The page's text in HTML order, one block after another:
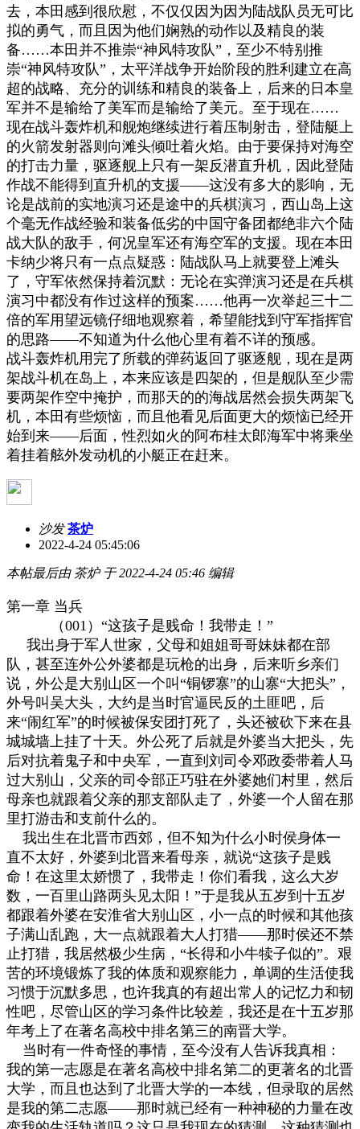
去，本田感到很欣慰，不仅仅因为因为陆战队员无可比
拟的勇气，而且因为他们娴熟的动作以及精良的装
备……本田并不推崇“神风特攻队” ，至少不特别推
崇“神风特攻队” ，太平洋战争开始阶段的胜利建立在高
超的战略、充分的训练和精良的装备上，后来的日本皇
军并不是输给了美军而是输给了美元。至于现在……
现在战斗轰炸机和舰炮继续进行着压制射击，登陆艇上
的火箭发射器则向滩头倾吐着火焰。由于要保持对海空
的打击力量，驱逐舰上只有一架反潜直升机，因此登陆
作战不能得到直升机的支援——这没有多大的影响，无
论是战前的实地演习还是途中的兵棋演习，西山岛上这
个毫无作战经验和装备低劣的中国守备团都绝非六个陆
战大队的敌手，何况皇军还有海空军的支援。现在本田
卡纳少将只有一点点疑惑：陆战队马上就要登上滩头
了，守军依然保持着沉默：无论在实弹演习还是在兵棋
演习中都没有作过这样的预案……他再一次举起三十二
倍的军用望远镜仔细地观察着，希望能找到守军指挥官
的思路——不知道为什么他心里有着不详的预感。
战斗轰炸机用完了所载的弹药返回了驱逐舰，现在是两
架战斗机在岛上，本来应该是四架的，但是舰队至少需
要两架作空中掩护，而那天的的海战居然会损失两架飞
机，本田有些烦恼，而且他看见后面更大的烦恼已经开
始到来——后面，性烈如火的阿布桂太郎海军中将乘坐
着挂着舷外发动机的小艇正在赶来。
沙发 茶炉
2022-4-24 05:45:06
本帖最后由 茶炉 于 2022-4-24 05:46 编辑
第一章 当兵
（001 ） “这孩子是贱命！我带走！ ”
我出身于军人世家，父母和姐姐哥哥妹妹都在部
队，甚至连外公外婆都是玩枪的出身，后来听乡亲们
说，外公是大别山区一个叫 “铜锣寨”的山寨“大把头” ，
外号叫吴大头，大约是当时官逼民反的土匪吧，后
来“闹红军”的时候被保安团打死了，头还被砍下来在县
城城墙上挂了十天。外公死了后就是外婆当大把头，先
后对抗着鬼子和中央军，一直到刘司令邓政委带着人马
过大别山，父亲的司令部正巧驻在外婆她们村里，然后
母亲也就跟着父亲的那支部队走了，外婆一个人留在那
里打游击和支前什么的。
我出生在北晋市西郊，但不知为什么小时侯身体一
直不太好，外婆到北晋来看母亲，就说“这孩子是贱
命！在这里太娇惯了，我带走！你们看我，这么大岁
数，一百里山路两头见太阳！ ”于是我从五岁到十五岁
都跟着外婆在安淮省大别山区，小一点的时候和其他孩
子满山乱跑，大一点就跟着大人打猎——那时侯还不禁
止打猎，我居然极少生病， “长得和小牛犊子似的”。艰
苦的环境锻炼了我的体质和观察能力，单调的生活使我
习惯于沉默多思，也许我真的有超出常人的记忆力和韧
性吧，尽管山区的学习条件比较差，我还是在十五岁那
年考上了在著名高校中排名第三的南晋大学。
当时有一件奇怪的事情，至今没有人告诉我真相：
我的第一志愿是在著名高校中排名第二的更著名的北晋
大学，而且也达到了北晋大学的一本线，但录取的居然
是我的第二志愿——那时就已经有一种神秘的力量在改